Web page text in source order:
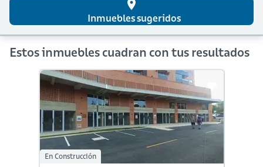
place
Inmuebles sugeridos
Estos inmuebles cuadran con tus resultados
En Construcción